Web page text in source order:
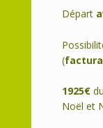
Départ
(
1925€
Noël et